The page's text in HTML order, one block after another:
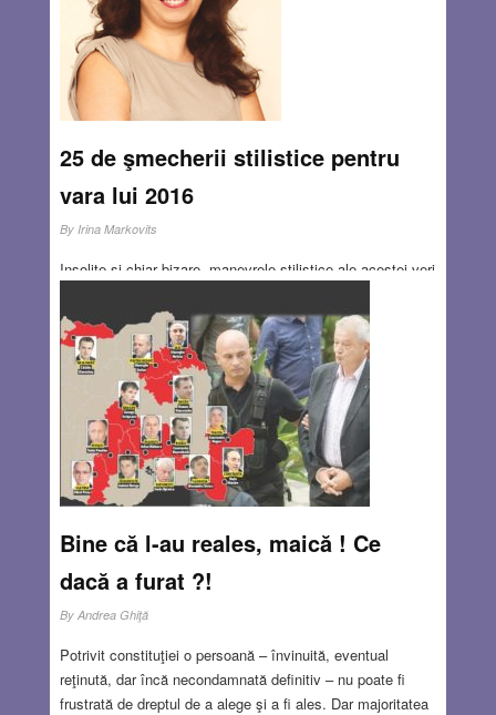
Read more…
JUN 23, 2016
25 de şmecherii stilistice pentru
vara lui 2016
By Irina Markovits
Insolite şi chiar bizare, manevrele stilistice ale acestei veri
se amuză alăturând contraste şi ne propun noi variante de
mix & match. Mai jos, am trecut în revista toate acele
mici chestii cu care vă puteţi propulsa ţinuta zilei în
stratosfera modei
Read more…
JUN 23, 2016 0 COMMENTS
Bine că l-au reales, maică ! Ce
dacă a furat ?!
By Andrea Ghiţă
Potrivit constituţiei o persoană – învinuită, eventual
reţinută, dar încă necondamnată definitiv – nu poate fi
frustrată de dreptul de a alege şi a fi ales. Dar majoritatea